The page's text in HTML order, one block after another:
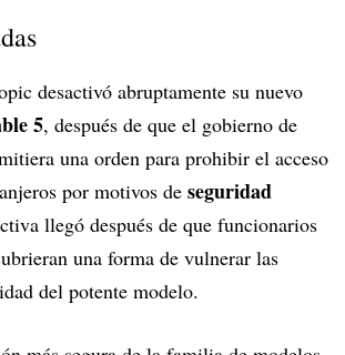
desactivó abruptamente su nuevo
5, después de que el gobierno de
una orden para prohibir el acceso
por motivos de seguridad
llegó después de que funcionarios
una forma de vulnerar las
del potente modelo.